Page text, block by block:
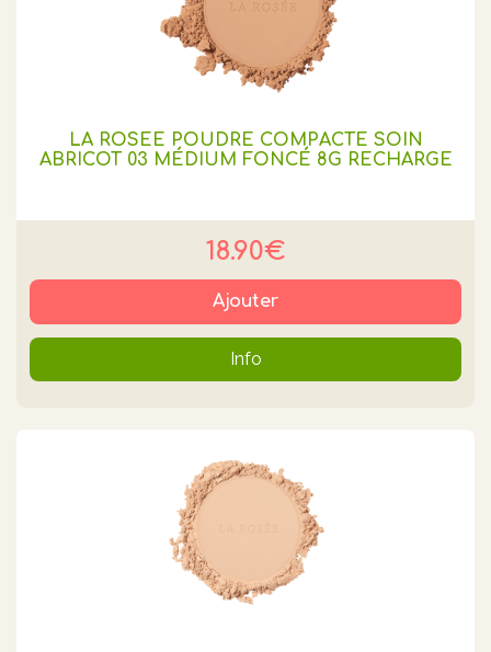
LA ROSEE POUDRE COMPACTE SOIN
ABRICOT 03 MÉDIUM FONCÉ 8G RECHARGE
18.90€
Ajouter
Info